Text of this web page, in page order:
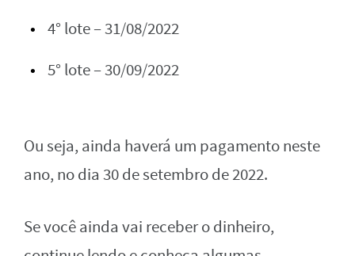
4° lote – 31/08/2022
5° lote – 30/09/2022
Ou seja, ainda haverá um pagamento neste
ano, no dia 30 de setembro de 2022.
Se você ainda vai receber o dinheiro,